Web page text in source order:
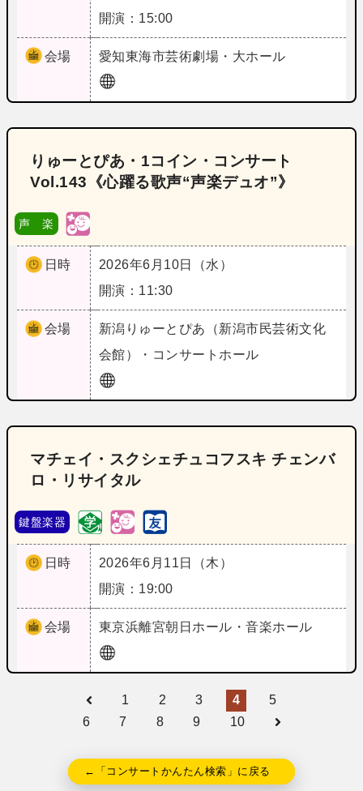
開演：15:00
会場 愛知東海市芸術劇場・大ホール
りゅーとぴあ・1コイン・コンサート
Vol.143《心躍る歌声“声楽デュオ”》
声 楽
日時
2026年6月10日（水）
開演：11:30
会場 新潟 りゅーとぴあ（新潟市民芸術文化
会館）・コンサートホール
マチェイ・スクシェチュコフスキ チェンバ
ロ・リサイタル
鍵盤楽器
日時
2026年6月11日（木）
開演：19:00
会場 東京浜離宮朝日ホール・音楽ホール
1 2 3 4
5
6
7 8 9 10
←「コンサートかんたん検索」に戻る